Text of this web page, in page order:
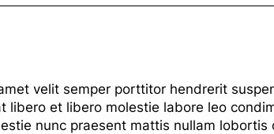
velit semper porttitor hendrerit
libero et libero molestie labore leo
nunc praesent mattis nullam lobortis